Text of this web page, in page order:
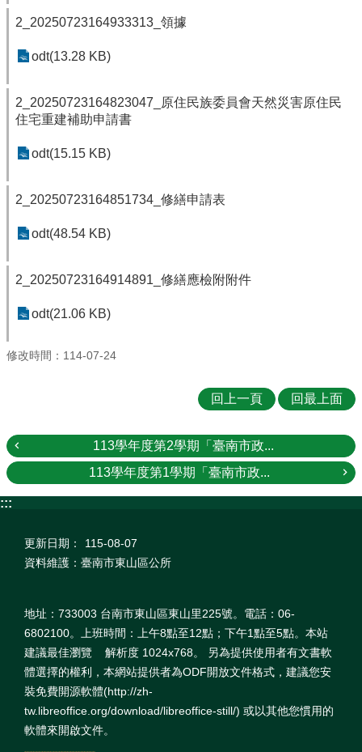
2_20250723164933313_領據
odt(13.28 KB)
2_20250723164823047_原住民族委員會天然災害原住民
住宅重建補助申請書
odt(15.15 KB)
2_20250723164851734_修繕申請表
odt(48.54 KB)
2_20250723164914891_修繕應檢附附件
odt(21.06 KB)
修改時間：114-07-24
回上一頁 回最上面
113學年度第2學期「臺南市政...
113學年度第1學期「臺南市政...
:::
更新日期：
115-08-07
資料維護：臺南市東山區公所
地址：733003 台南市東山區東山里225號。電話：06-
6802100。上班時間：上午8點至12點；下午1點至5點。本站
建議最佳瀏覽 解析度 1024x768。 另為提供使用者有文書軟
體選擇的權利，本網站提供者為ODF開放文件格式，建議您安
裝免費開源軟體(http://zh-
tw.libreoffice.org/download/libreoffice-still/) 或以其他您慣用的
軟體來開啟文件。